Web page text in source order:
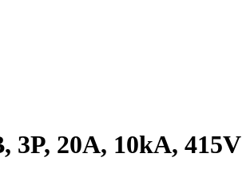
3P, 20A, 10kA, 415V